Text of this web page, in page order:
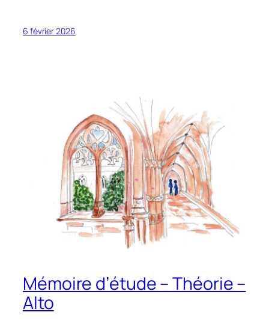
6 février 2026
Mémoire d’étude – Théorie –
Alto